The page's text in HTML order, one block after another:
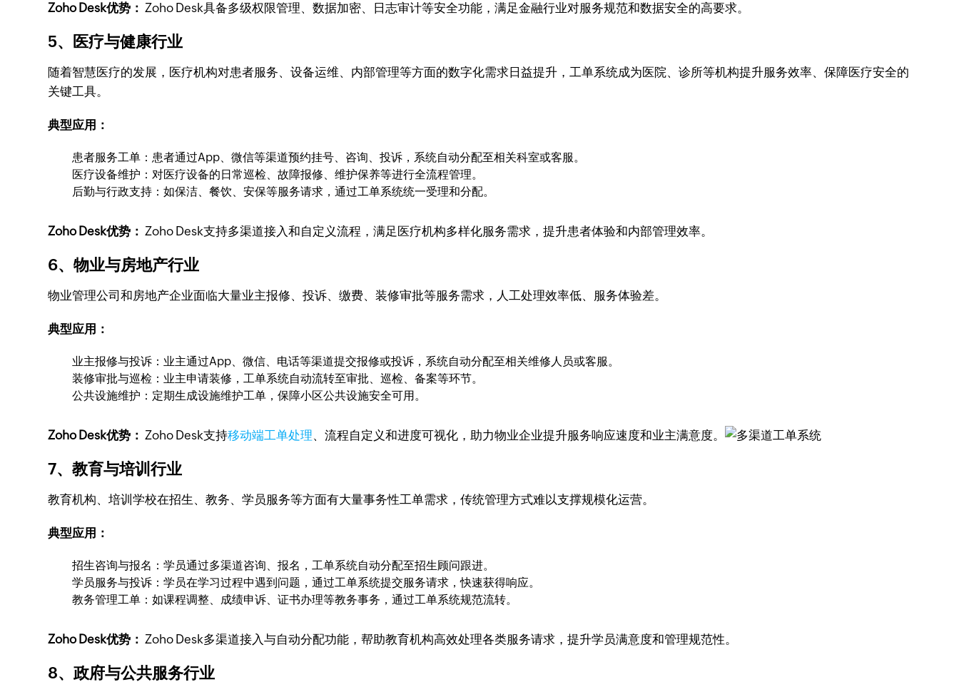
Zoho Desk优势： Zoho Desk具备多级权限管理、数据加密、日志审计等安全功能，满足金融行业对服务规范和数据安全的高要求。
5、医疗与健康行业
随着智慧医疗的发展，医疗机构对患者服务、设备运维、内部管理等方面的数字化需求日益提升，工单系统成为医院、诊所等机构提升服务效率、保障医疗安全的
关键工具。
典型应用：
患者服务工单：患者通过App、微信等渠道预约挂号、咨询、投诉，系统自动分配至相关科室或客服。
医疗设备维护：对医疗设备的日常巡检、故障报修、维护保养等进行全流程管理。
后勤与行政支持：如保洁、餐饮、安保等服务请求，通过工单系统统一受理和分配。
Zoho Desk优势： Zoho Desk支持多渠道接入和自定义流程，满足医疗机构多样化服务需求，提升患者体验和内部管理效率。
6、物业与房地产行业
物业管理公司和房地产企业面临大量业主报修、投诉、缴费、装修审批等服务需求，人工处理效率低、服务体验差。
典型应用：
业主报修与投诉：业主通过App、微信、电话等渠道提交报修或投诉，系统自动分配至相关维修人员或客服。
装修审批与巡检：业主申请装修，工单系统自动流转至审批、巡检、备案等环节。
公共设施维护：定期生成设施维护工单，保障小区公共设施安全可用。
Zoho Desk优势： Zoho Desk支持移动端工单处理、流程自定义和进度可视化，助力物业企业提升服务响应速度和业主满意度。
7、教育与培训行业
教育机构、培训学校在招生、教务、学员服务等方面有大量事务性工单需求，传统管理方式难以支撑规模化运营。
典型应用：
招生咨询与报名：学员通过多渠道咨询、报名，工单系统自动分配至招生顾问跟进。
学员服务与投诉：学员在学习过程中遇到问题，通过工单系统提交服务请求，快速获得响应。
教务管理工单：如课程调整、成绩申诉、证书办理等教务事务，通过工单系统规范流转。
Zoho Desk优势： Zoho Desk多渠道接入与自动分配功能，帮助教育机构高效处理各类服务请求，提升学员满意度和管理规范性。
8、政府与公共服务行业